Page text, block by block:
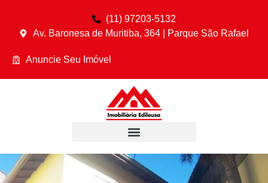
(11) 97203-5132
Av. Baronesa de Muritiba, 364 | Parque São Rafael
Anuncie Seu Imóvel